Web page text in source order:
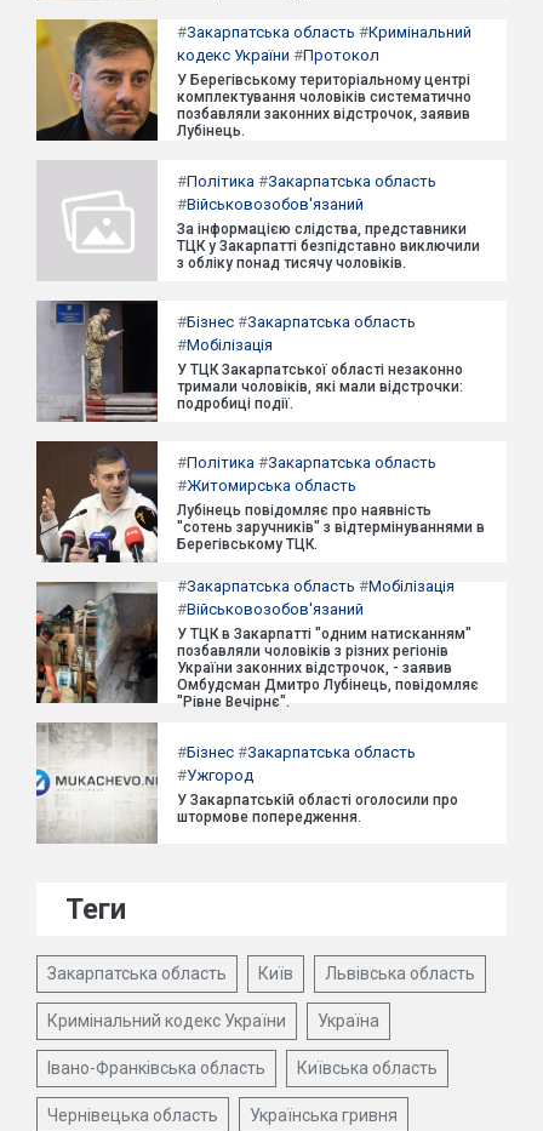
#Закарпатська область #Кримінальний
кодекс України #Протокол
У Берегівському територіальному центрі
комплектування чоловіків систематично
позбавляли законних відстрочок, заявив
Лубінець.
#Політика #Закарпатська область
#Військовозобов'язаний
За інформацією слідства, представники
ТЦК у Закарпатті безпідставно виключили
з обліку понад тисячу чоловіків.
#Бізнес #Закарпатська область
#Мобілізація
У ТЦК Закарпатської області незаконно
тримали чоловіків, які мали відстрочки:
подробиці події.
#Політика #Закарпатська область
#Житомирська область
Лубінець повідомляє про наявність
"сотень заручників" з відтермінуваннями в
Берегівському ТЦК.
#Закарпатська область #Мобілізація
#Військовозобов'язаний
У ТЦК в Закарпатті "одним натисканням"
позбавляли чоловіків з різних регіонів
України законних відстрочок, - заявив
Омбудсман Дмитро Лубінець, повідомляє
"Рівне Вечірнє".
#Бізнес #Закарпатська область
#Ужгород
У Закарпатській області оголосили про
штормове попередження.
Теги
Закарпатська область Київ Львівська область
Кримінальний кодекс України Україна
Івано-Франківська область Київська область
Чернівецька область Українська гривня